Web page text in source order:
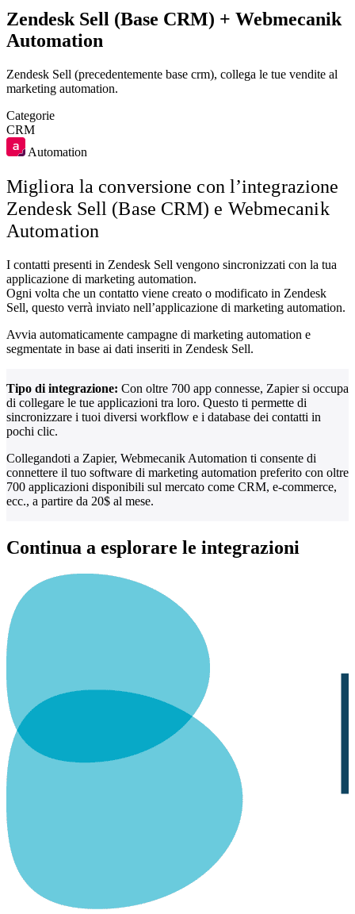
Zendesk Sell (Base CRM) + Webmecanik
Automation
Zendesk Sell (precedentemente base crm), collega le tue vendite al
marketing automation.
Categorie
CRM
Automation
Migliora la conversione con l’integrazione
Zendesk Sell (Base CRM) e Webmecanik
Automation
I contatti presenti in Zendesk Sell vengono sincronizzati con la tua
applicazione di marketing automation.
Ogni volta che un contatto viene creato o modificato in Zendesk
Sell, questo verrà inviato nell’applicazione di marketing automation.
Avvia automaticamente campagne di marketing automation e
segmentate in base ai dati inseriti in Zendesk Sell.
Tipo di integrazione: Con oltre 700 app connesse, Zapier si occupa
di collegare le tue applicazioni tra loro. Questo ti permette di
sincronizzare i tuoi diversi workflow e i database dei contatti in
pochi clic.
Collegandoti a Zapier, Webmecanik Automation ti consente di
connettere il tuo software di marketing automation preferito con oltre
700 applicazioni disponibili sul mercato come CRM, e-commerce,
ecc., a partire da 20$ al mese.
Continua a esplorare le integrazioni